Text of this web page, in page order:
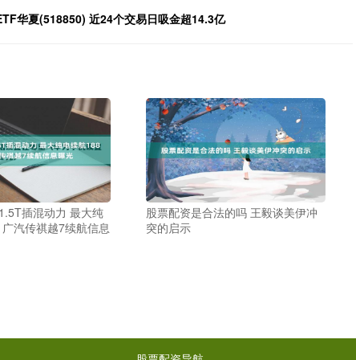
华夏(518850) 近24个交易日吸金超14.3亿
插混动力 最大纯
汽传祺越7续航信息
股票配资是合法的吗 王毅谈美伊冲
突的启示